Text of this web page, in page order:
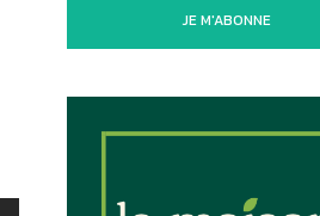
JE M'ABONNE